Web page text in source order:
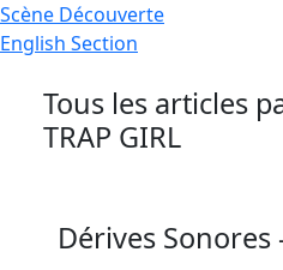
Scène Découverte
English Section
Tous les articles
TRAP GIRL
Dérives Sonores